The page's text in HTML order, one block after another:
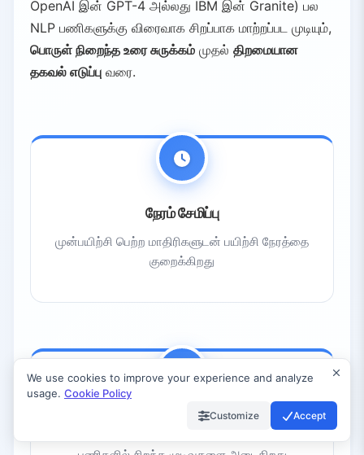
OpenAI இன் GPT-4 அல்லது IBM இன் Granite) பல
NLP பணிகளுக்கு விரைவாக சிறப்பாக மாற்றப்பட முடியும்,
பொருள் நிறைந்த உரை சுருக்கம் முதல் திறமையான
தகவல் எடுப்பு வரை.
நேரம் சேமிப்பு
முன்பயிற்சி பெற்ற மாதிரிகளுடன் பயிற்சி நேரத்தை
குறைக்கிறது
உயர் செயல்திறன்
We use cookies to improve your experience and analyze
usage. Cookie Policy
Customize Accept